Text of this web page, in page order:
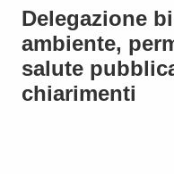
Delegazione
ambiente,
salute
chiarimenti